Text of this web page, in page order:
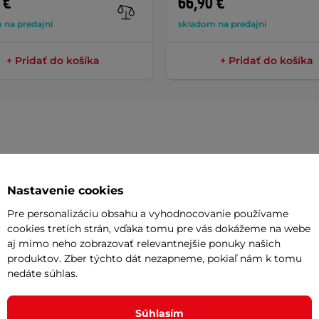
na predajni
+ Pridať do košíka
skladom na predajni
+ Pridať do košíka
pláštenka s kapucňou v "pončo"
v tých najhorších podmienkach vďaka
zabezpečujú dobre podlepené švy s
Dĺžka
Materiál
Nastavenie cookies
Pre personalizáciu obsahu a vyhodnocovanie používame
cookies tretích strán, vďaka tomu pre vás dokážeme na webe
aj mimo neho zobrazovať relevantnejšie ponuky našich
produktov. Zber týchto dát nezapneme, pokiaľ nám k tomu
nedáte súhlas.
Súhlasím